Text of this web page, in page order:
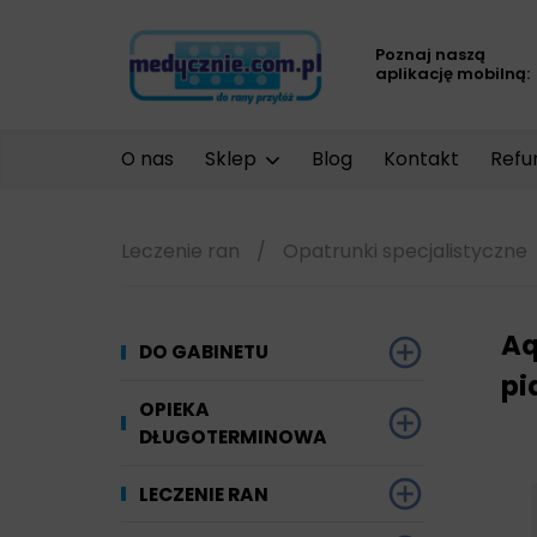
Poznaj naszą
aplikację mobilną:
O nas Sklep Blog Kontakt
Leczenie ran / Opatrunki specjalistyczne
DO GABINETU
Dezynfekcja
OPIEKA
DŁUGOTERMINOWA
Materiały chłonne
LECZENIE RAN